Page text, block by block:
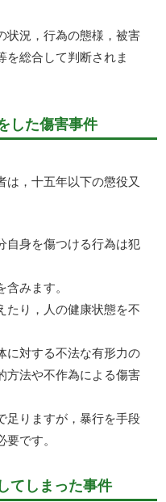
状況，行為の態様，被害
を総合して判断されま
した傷害事件
，十五年以下の懲役又
自身を傷つける行為は犯
みます。
たり，人の健康状態を不
に対する不法な有形力の
方法や不作為による傷害
足りますが，暴行を手段
です。
てしまった事件